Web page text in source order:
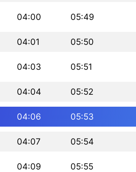
04:00 05:49
04:01 05:50
04:03 05:51
04:04 05:52
04:06 05:53
04:07 05:54
04:09 05:55